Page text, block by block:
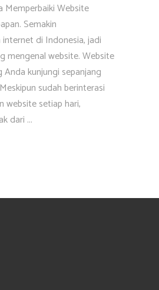
Memperbaiki Website
Semakin
di Indonesia, jadi
mengenal website. Website
Anda kunjungi sepanjang
sudah berinterasi
website setiap hari,
dari